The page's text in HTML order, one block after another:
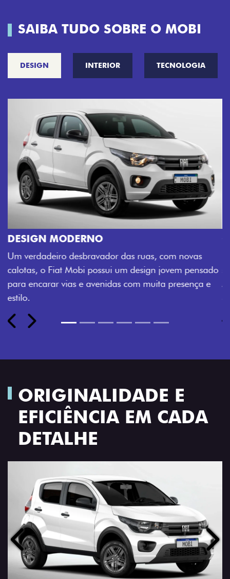
SAIBA TUDO SOBRE O MOBI
DESIGN INTERIOR TECNOLOGIA
CINCO OPÇÕES DE CORES
O Fiat Mobi tem sempre uma opção de cor que é a
sua cara. Escolha entre o Preto Vulcano, Vermelho
Montecarlo, Branco Banchisa, Prata Bari e Cinza
Silverstone.
Previous
Next
Rodas de liga leve
ORIGINALIDADE E
EFICIÊNCIA EM CADA
DETALHE
Anterior